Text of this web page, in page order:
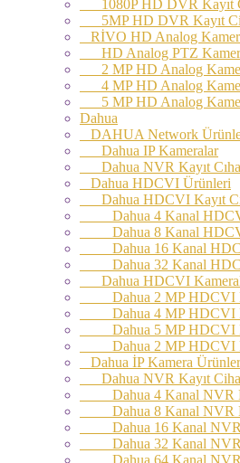
1080P HD DVR Kayıt
5MP HD DVR Kayıt
RİVO HD Analog
HD Analog PTZ
2 MP HD Analog
4 MP HD Analog
5 MP HD Analog
Dahua
DAHUA Network
Dahua IP Kameralar
Dahua NVR Kayıt
Dahua HDCVI Ürünleri
Dahua HDCVI Kayıt
Dahua 4 Kanal HDCVI
Dahua 8 Kanal HDCVI
Dahua 16 Kanal
Dahua 32 Kanal
Dahua HDCVI
Dahua 2 MP HDCVI
Dahua 4 MP HDCVI
Dahua 5 MP HDCVI
Dahua 2 MP HDCVI
Dahua İP Kamera
Dahua NVR Kayıt
Dahua 4 Kanal NVR
Dahua 8 Kanal NVR
Dahua 16 Kanal NVR
Dahua 32 Kanal NVR
Dahua 64 Kanal NVR